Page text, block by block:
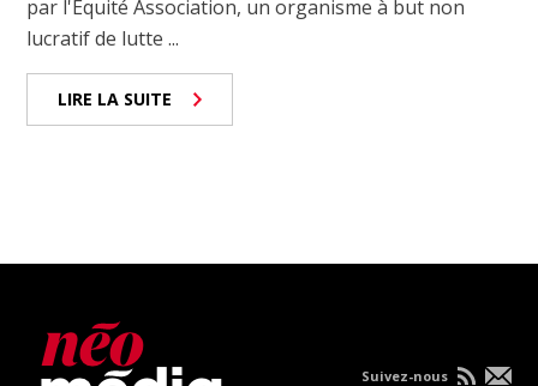
par l'Équité Association, un organisme à but non
lucratif de lutte ...
LIRE LA SUITE
Suivez-nous